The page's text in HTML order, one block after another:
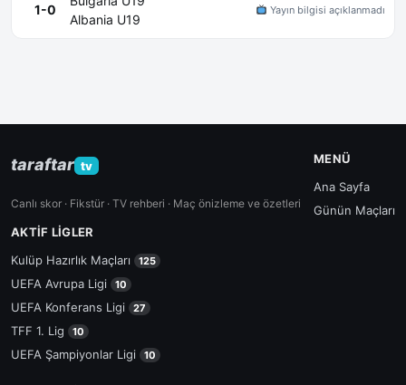
1-0
Albania U19
Yayın bilgisi açıklanmadı
taraftar tv
Canlı skor · Fikstür · TV rehberi · Maç önizleme ve özetleri
MENÜ
Ana Sayfa
Günün Maçları
AKTIF LIGLER
Kulüp Hazırlık Maçları
125
UEFA Avrupa Ligi 10
UEFA Konferans Ligi 27
TFF 1. Lig 10
UEFA Şampiyonlar Ligi 10